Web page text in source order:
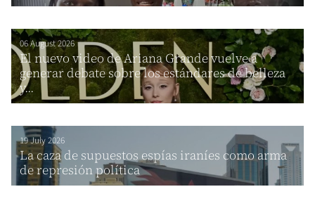
06 August 2026
El nuevo video de Ariana Grande vuelve a
generar debate sobre los estándares de belleza
y...
19 July 2026
La caza de supuestos espías iraníes como arma
de represión política